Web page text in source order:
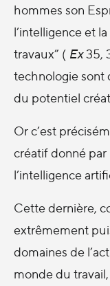
hommes son
l’intelligence et
travaux” ( Ex35,
technologie sont
du potentiel
Or c’est
créatif donné par
l’intelligence
Cette dernière,
extrêmement
domaines de
monde du